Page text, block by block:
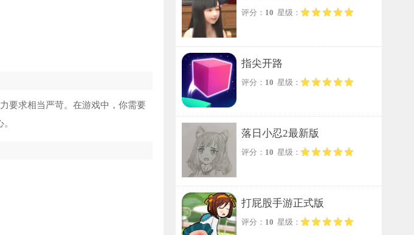
要求相当严苛。在游戏中，你需要
评分： 10 星级：
指尖开路
评分： 10 星级：
落日小忍2最新版
评分： 10 星级：
打屁股手游正式版
评分： 10 星级：